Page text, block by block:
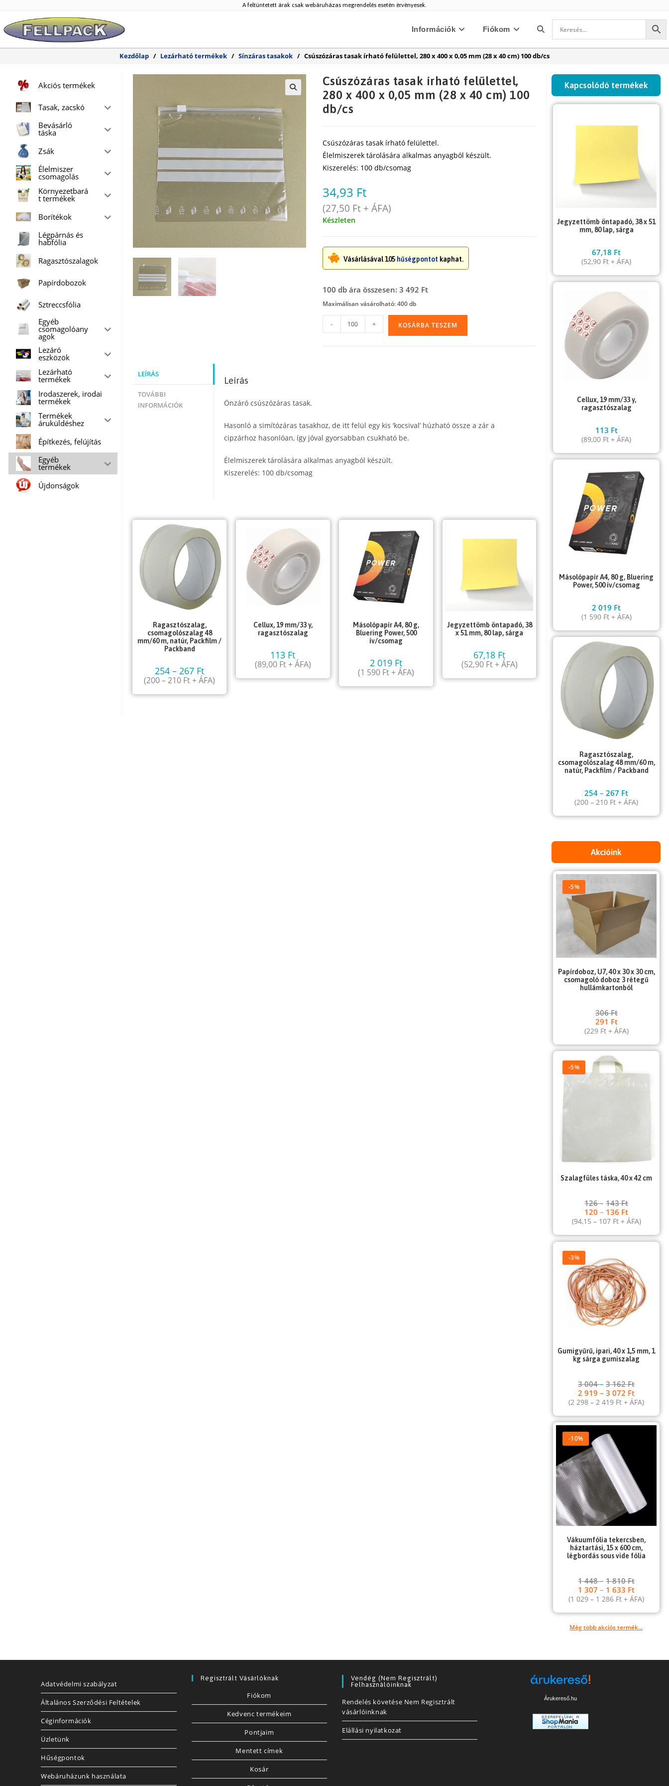
content
A feltüntetett árak csak webáruházas megrendelés esetén érvényesek.
Információk Fiókom Toggle
search
Kezdőlap / Lezárható termékek / Sínzáras tasakok / Csúszózáras tasak írható felülettel, 280 x 400 x 0,05 mm (28 x 40 cm) 100 db/cs
Csúszózáras tasak írható felülettel,
280 x 400 x 0,05 mm (28 x 40 cm) 100
db/cs
Csúszózáras tasak írható felülettel.
Élelmiszerek tárolására alkalmas anyagból készült.
Kiszerelés: 100 db/csomag
34,93 Ft
(27,50 Ft+ ÁFA)
Készleten
Vásárlásával 105 hűségpontotkaphat.
100 db ára összesen: 3 492 Ft
Maximálisan vásárolható: 400 db
Csúszózáras
tasak
0,05
mm
(28
x
mennyiség
- + KOSÁRBA TESZEM
LEÍRÁS
TOVÁBBI
INFORMÁCIÓK
Leírás
Önzáró csúszózáras tasak.
Hasonló a simítózáras tasakhoz, de itt felül egy kis ‘kocsival’ húzható össze a zár a
cipzárhoz hasonlóan, így jóval gyorsabban csukható be.
Élelmiszerek tárolására alkalmas anyagból készült.
Kiszerelés: 100 db/csomag
Ragasztószalag,
csomagolószalag 48
mm/60 m, natúr, Packfilm /
Packband
254–267 Ft
(200–210 Ft+ ÁFA)
Cellux, 19 mm/33 y,
ragasztószalag
113 Ft
(89,00 Ft+ ÁFA)
Másolópapír A4, 80 g,
Bluering Power, 500
ív/csomag
2 019 Ft
(1 590 Ft+ ÁFA)
Jegyzettömb öntapadó, 38
x 51 mm, 80 lap, sárga
67,18 Ft
(52,90 Ft+ ÁFA)
Akciós termékek
Tasak, zacskó
Bevásárló
táska
Zsák
Élelmiszer
csomagolás
Környezetbará
t termékek
Borítékok
Légpárnás és
habfólia
Ragasztószalagok
Papírdobozok
Sztreccsfólia
Egyéb
csomagolóany
agok
Lezáró
eszközök
Lezárható
termékek
Irodaszerek, irodai
termékek
Termékek
áruküldéshez
Építkezés, felújítás
Egyéb
termékek
Újdonságok
Kapcsolódó termékek
Jegyzettömb öntapadó, 38 x 51
mm, 80 lap, sárga
67,18 Ft
(52,90 Ft + ÁFA)
Cellux, 19 mm/33 y,
ragasztószalag
113 Ft
(89,00 Ft + ÁFA)
Másolópapír A4, 80 g, Bluering
Power, 500 ív/csomag
2 019 Ft
(1 590 Ft+ ÁFA)
Ragasztószalag,
csomagolószalag 48 mm/60 m,
natúr, Packfilm / Packband
254–267 Ft
(200–210 Ft + ÁFA)
Akcióink
-5%
Papírdoboz, U7, 40 x 30 x 30 cm,
csomagoló doboz 3 rétegű
hullámkartonból
306Ft
291 Ft
(229 Ft+ ÁFA)
-5%
Szalagfüles táska, 40 x 42 cm
126–143Ft
120– 136 Ft
(94,15 – 107 Ft+ ÁFA)
-3%
Gumigyűrű, ipari, 40 x 1,5 mm, 1
kg sárga gumiszalag
3 004–3 162Ft
2 919–3 072 Ft
(2 298–2 419 Ft + ÁFA)
-10%
Vákuumfólia tekercsben,
háztartási, 15 x 600 cm,
légbordás sous vide fólia
1 448–1 810Ft
1 307– 1 633 Ft
(1 029– 1 286 Ft + ÁFA)
Még több akciós termék...
Adatvédelmi szabályzat
Általános Szerződési Feltételek
Céginformációk
Üzletünk
Hűségpontok
Webáruházunk használata
Regisztrált Vásárlóknak
Fiókom
Kedvenc termékeim
Pontjaim
Mentett címek
Kosár
Vendég (nem Regisztrált)
Felhasználóinknak
Rendelés követése Nem Regisztrált
vásárlóinknak
Elállási nyilatkozat
Árukereső.hu